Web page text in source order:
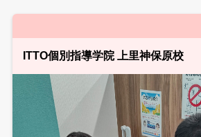
ITTO個別指導学院 上里神保原校